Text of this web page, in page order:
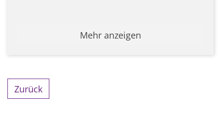
Mehr anzeigen
Zurück